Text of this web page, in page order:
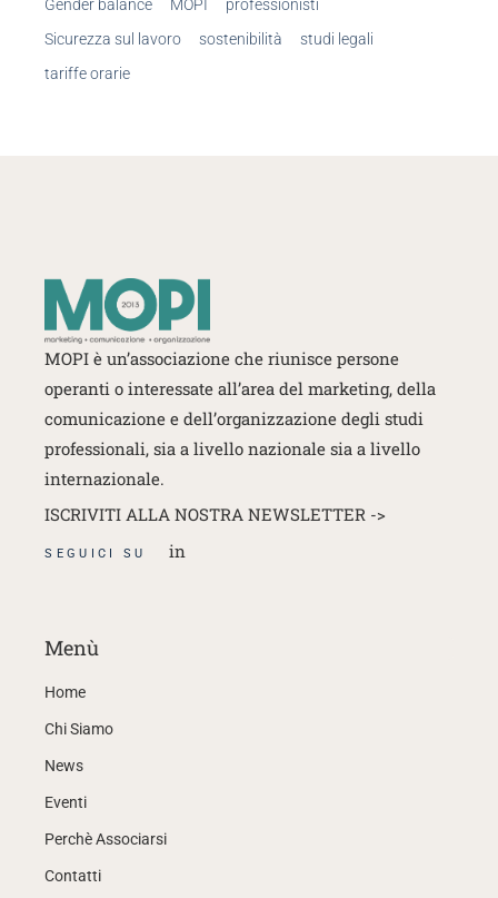
Gender balance
MOPI
professionisti
Sicurezza sul lavoro
sostenibilità
studi legali
tariffe orarie
MOPI è un’associazione che riunisce persone
operanti o interessate all’area del marketing, della
comunicazione e dell’organizzazione degli studi
professionali, sia a livello nazionale sia a livello
internazionale.
ISCRIVITI ALLA NOSTRA NEWSLETTER ->
SEGUICI SU in
Menù
Home
Chi Siamo
News
Eventi
Perchè Associarsi
Contatti